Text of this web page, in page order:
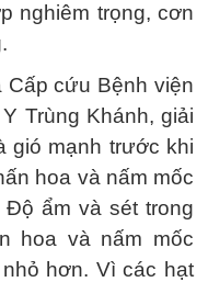
nghiêm trọng, cơn
Cấp cứu Bệnh viện
Trùng Khánh, giải
gió mạnh trước khi
hoa và nấm mốc
Độ ẩm và sét trong
hoa và nấm mốc
hơn. Vì các hạt